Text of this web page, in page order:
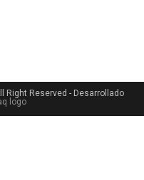
Right Reserved - Desarrollado